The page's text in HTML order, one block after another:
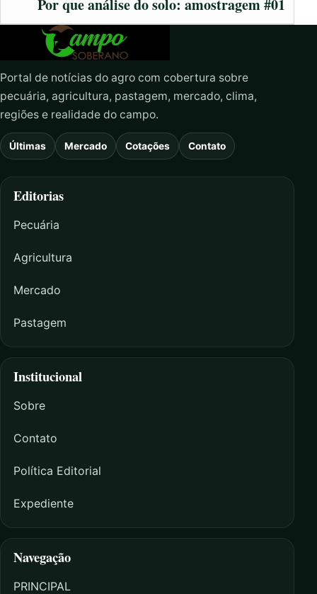
Por que análise do solo: amostragem #01
Portal de notícias do agro com cobertura sobre
pecuária, agricultura, pastagem, mercado, clima,
regiões e realidade do campo.
Últimas Mercado Cotações Contato
Editorias
Pecuária
Agricultura
Mercado
Pastagem
Institucional
Sobre
Contato
Política Editorial
Expediente
Navegação
PRINCIPAL